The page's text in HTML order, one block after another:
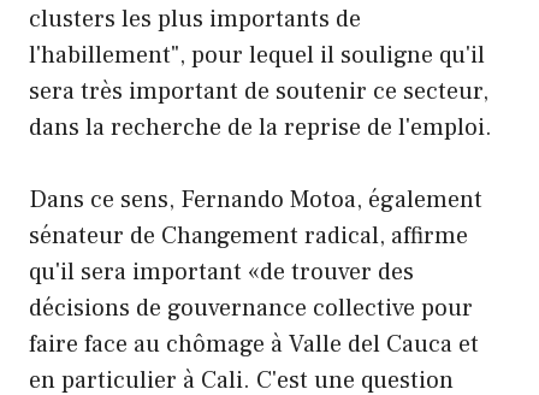
clusters les plus importants de
l'habillement", pour lequel il souligne qu'il
sera très important de soutenir ce secteur,
dans la recherche de la reprise de l'emploi.
Dans ce sens, Fernando Motoa, également
sénateur de Changement radical, affirme
qu'il sera important «de trouver des
décisions de gouvernance collective pour
faire face au chômage à Valle del Cauca et
en particulier à Cali. C'est une question